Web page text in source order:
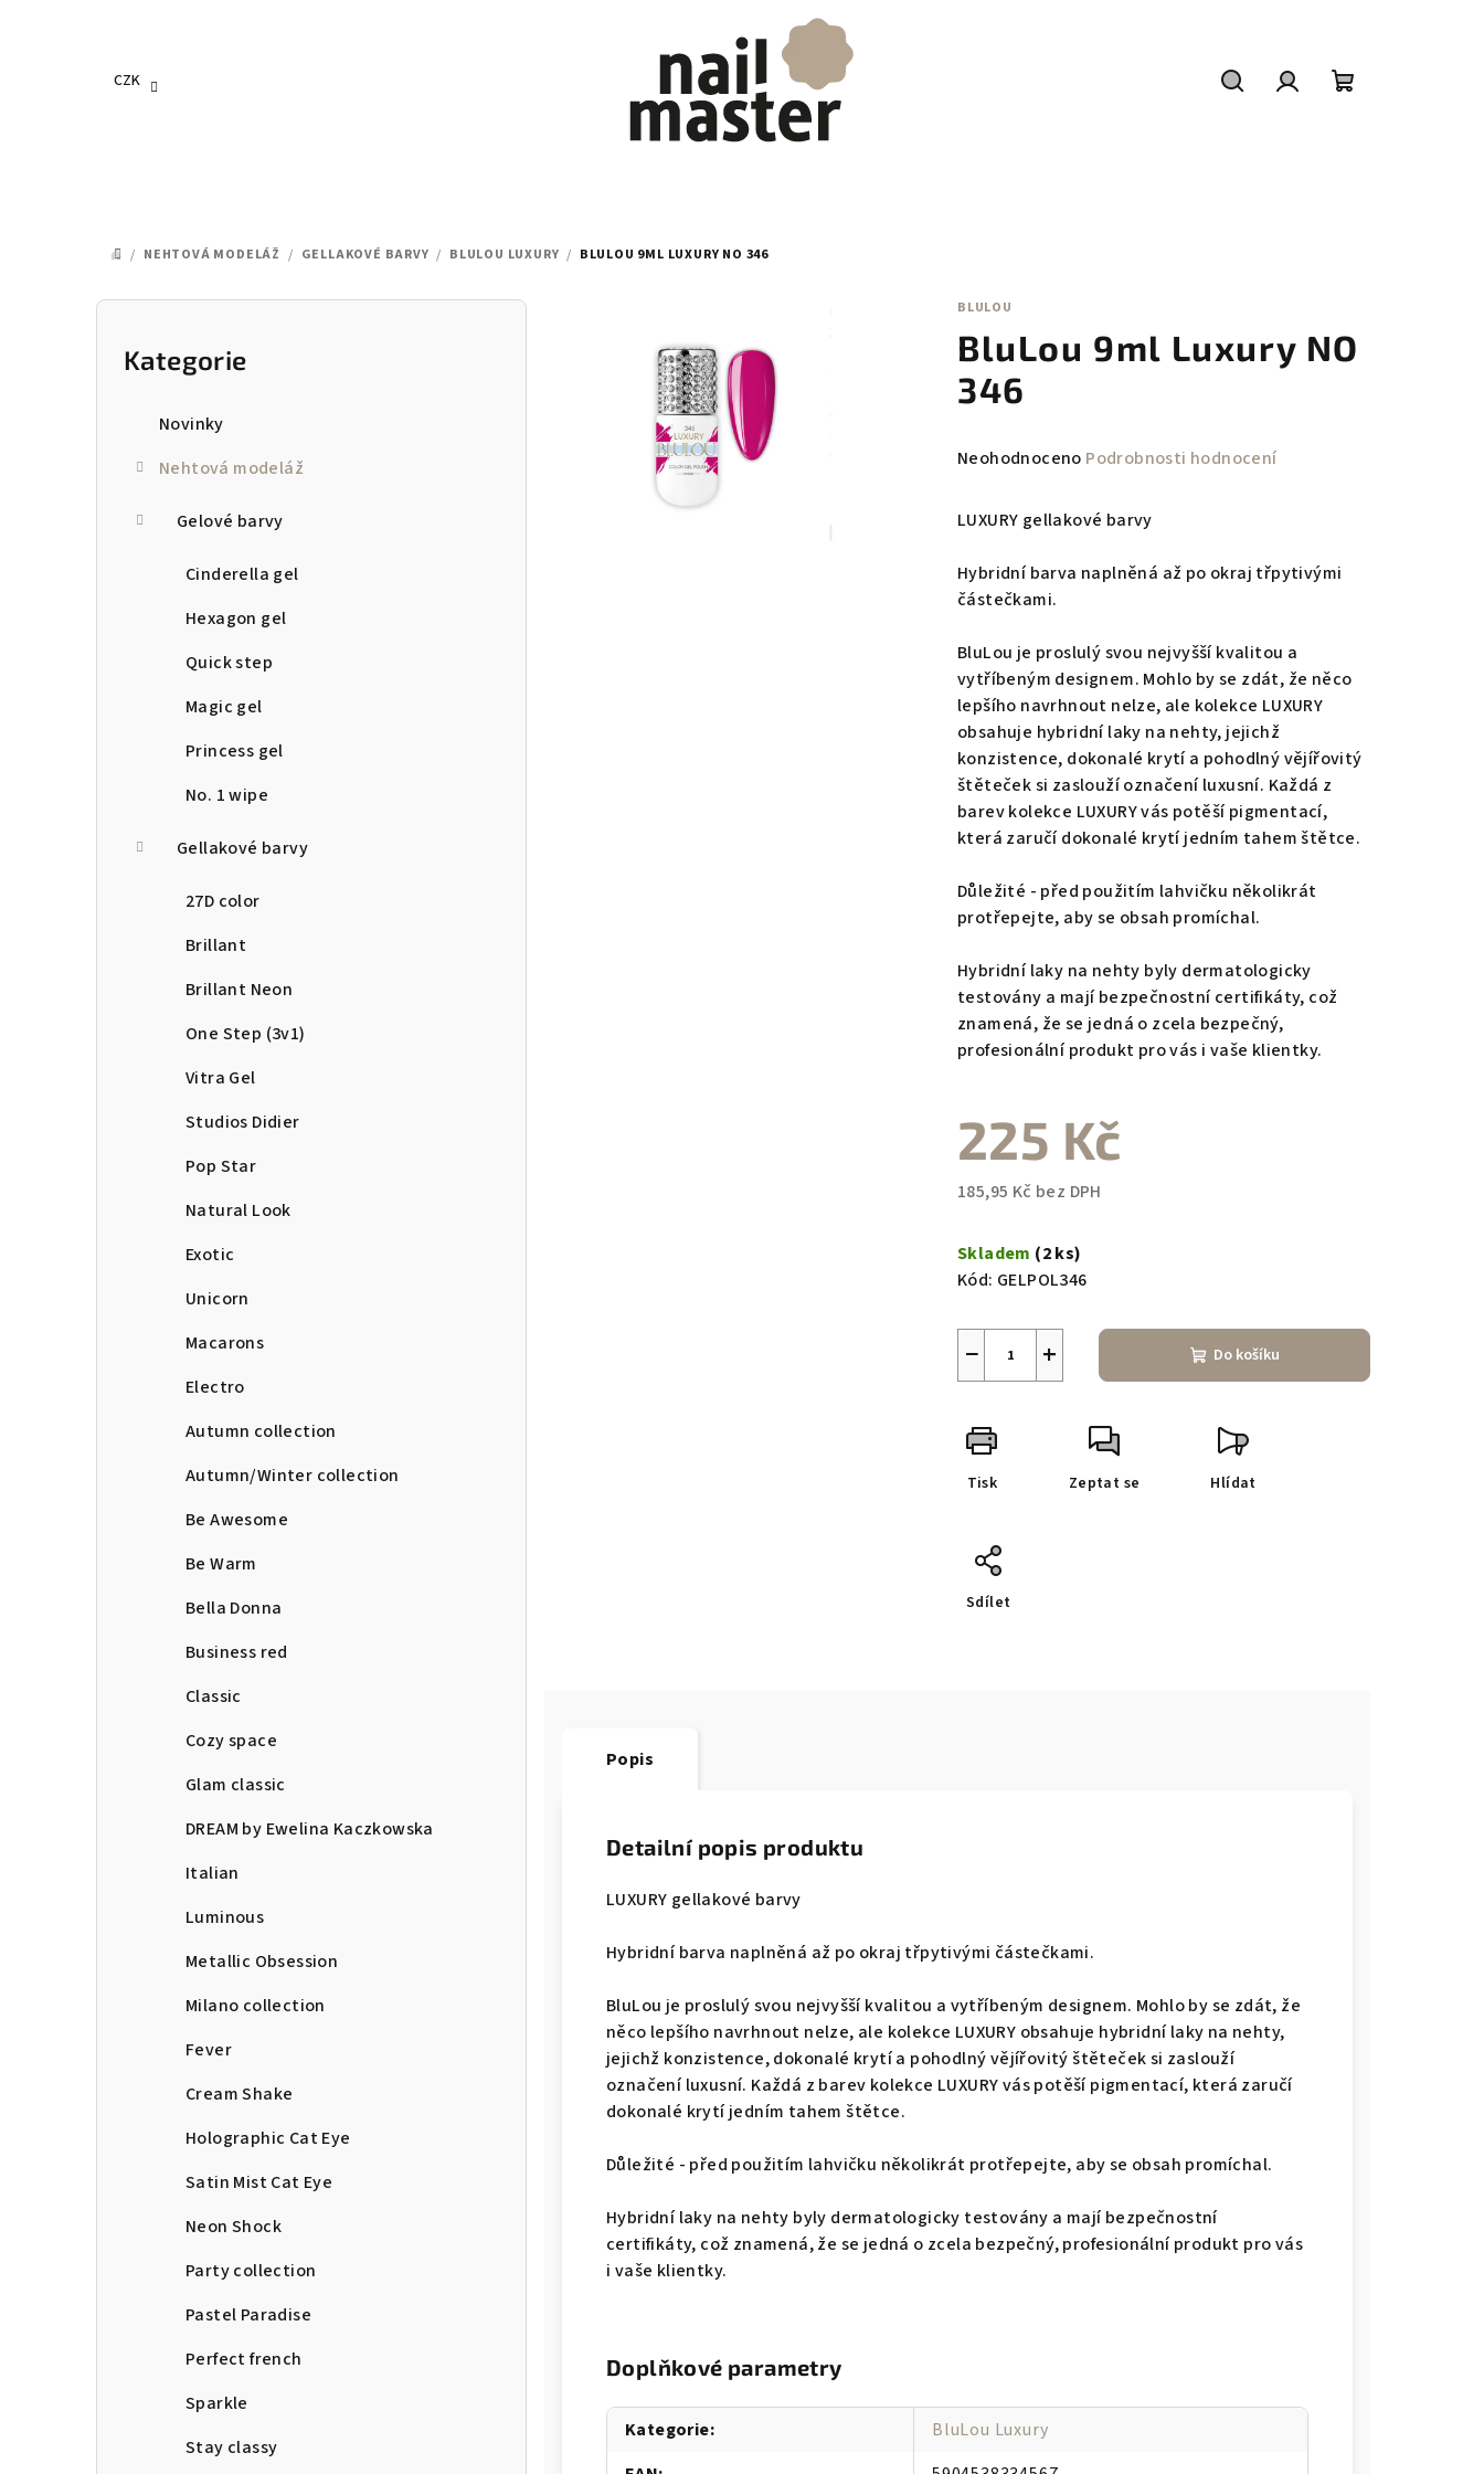
CZK
DOMŮ
/ NEHTOVÁ MODELÁŽ / GELLAKOVÉ BARVY / BLULOU LUXURY / BLULOU 9ML LUXURY NO 346
P
Přeskočit
kategorie
Kategorie
Novinky
Nehtová modeláž
Gelové barvy
Cinderella gel
Hexagon gel
Quick step
Magic gel
Princess gel
No. 1 wipe
Gellakové barvy
27D color
Brillant
Brillant Neon
One Step (3v1)
Vitra Gel
Studios Didier
Pop Star
Natural Look
Exotic
Unicorn
Macarons
Electro
Autumn collection
Autumn/Winter collection
Be Awesome
Be Warm
Bella Donna
Business red
Classic
Cozy space
Glam classic
DREAM by Ewelina Kaczkowska
Italian
Luminous
Metallic Obsession
Milano collection
Fever
Cream Shake
Holographic Cat Eye
Satin Mist Cat Eye
Neon Shock
Party collection
Pastel Paradise
Perfect french
Sparkle
Stay classy
BLULOU
BluLou 9ml Luxury NO
346
Průměrné
produktu
0,0
z
hvězdiček.
Neohodnoceno Podrobnosti hodnocení
LUXURY gellakové barvy
Hybridní barva naplněná až po okraj třpytivými
částečkami.
BluLou je proslulý svou nejvyšší kvalitou a
vytříbeným designem. Mohlo by se zdát, že něco
lepšího navrhnout nelze, ale kolekce LUXURY
obsahuje hybridní laky na nehty, jejichž
konzistence, dokonalé krytí a pohodlný vějířovitý
štěteček si zaslouží označení luxusní. Každá z
barev kolekce LUXURY vás potěší pigmentací,
která zaručí dokonalé krytí jedním tahem štětce.
Důležité - před použitím lahvičku několikrát
protřepejte, aby se obsah promíchal.
Hybridní laky na nehty byly dermatologicky
testovány a mají bezpečnostní certifikáty, což
znamená, že se jedná o zcela bezpečný,
profesionální produkt pro vás i vaše klientky.
225 Kč
185,95 Kč bez DPH
cena:
Skladem (2 ks)
Kód: GELPOL346
+
− Do košíku
Tisk Zeptat se Hlídat
Sdílet
Popis
Detailní popis produktu
LUXURY gellakové barvy
Hybridní barva naplněná až po okraj třpytivými částečkami.
BluLou je proslulý svou nejvyšší kvalitou a vytříbeným designem. Mohlo by se zdát, že
něco lepšího navrhnout nelze, ale kolekce LUXURY obsahuje hybridní laky na nehty,
jejichž konzistence, dokonalé krytí a pohodlný vějířovitý štěteček si zaslouží
označení luxusní. Každá z barev kolekce LUXURY vás potěší pigmentací, která zaručí
dokonalé krytí jedním tahem štětce.
Důležité - před použitím lahvičku několikrát protřepejte, aby se obsah promíchal.
Hybridní laky na nehty byly dermatologicky testovány a mají bezpečnostní
certifikáty, což znamená, že se jedná o zcela bezpečný, profesionální produkt pro vás
i vaše klientky.
Doplňkové parametry
Kategorie:
BluLou Luxury